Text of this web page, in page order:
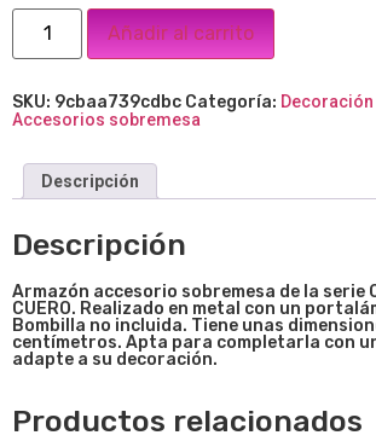
Añadir al carrito
SKU: 9cbaa739cdbc Categoría:
Accesorios sobremesa
Descripción
Descripción
Armazón accesorio sobremesa de la serie
CUERO. Realizado en metal con un
Bombilla no incluida. Tiene unas
centímetros. Apta para completarla con
adapte a su decoración.
Productos relacionados